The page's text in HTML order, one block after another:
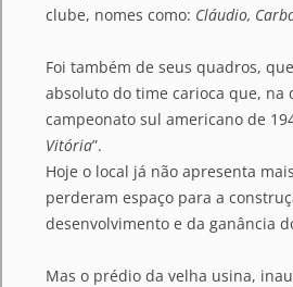
clube, nomes como: Cláudio,
Foi também de seus quadros,
absoluto do time carioca que, na
campeonato sul americano de
Vitória”.
Hoje o local já não apresenta
perderam espaço para a
desenvolvimento e da ganância
Mas o prédio da velha usina,